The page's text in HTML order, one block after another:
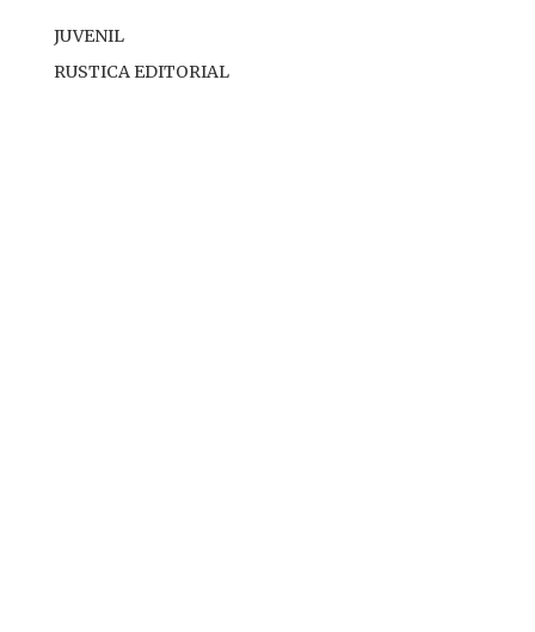
JUVENIL
RUSTICA EDITORIAL